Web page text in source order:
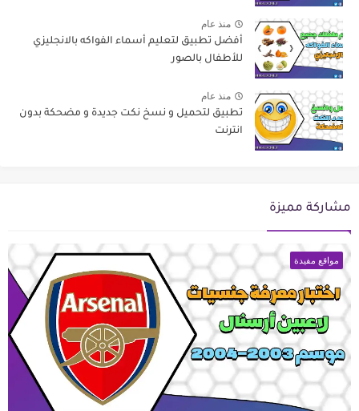
منذ عام
أفضل تطبيق لتعليم أسماء الفواكه بالانجليزي
للأطفال بالصور
منذ عام
تطبيق لتحميل و نسخ نكت جديدة و مضحكة بدون
انترنت
مشاركة مميزة
مواقع مفيدة